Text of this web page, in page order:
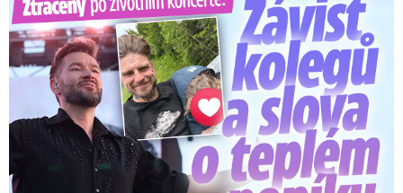
...
Witowskou s Fridrichovou nepojí jen pracovní
minulost.Witowská je rozvedená se sportovním
komentátoremRobertem Zárubou, který je
současným partnerem právě Fridrichové.